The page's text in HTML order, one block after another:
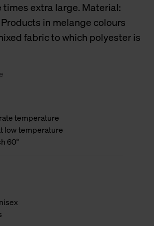
times extra large. Material:
in melange colours
fabric to which polyester is
temperature
low temperature
60°